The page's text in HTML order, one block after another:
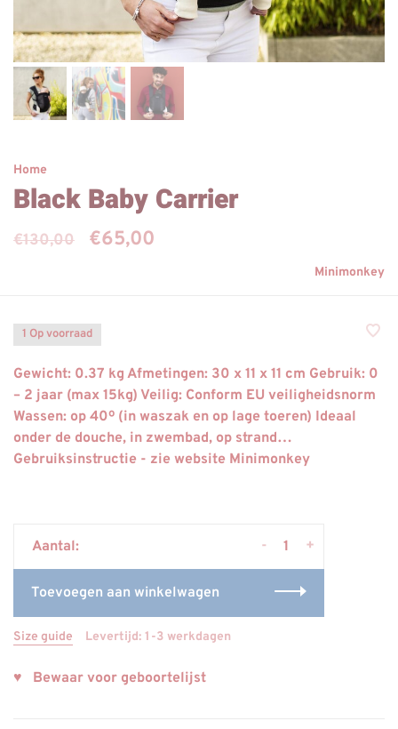
Home
Black Baby Carrier
€130,00 €65,00
Minimonkey
1 Op voorraad
Gewicht: 0.37 kg Afmetingen: 30 x 11 x 11 cm Gebruik: 0
– 2 jaar (max 15kg) Veilig: Conform EU veiligheidsnorm
Wassen: op 40º (in waszak en op lage toeren) Ideaal
onder de douche, in zwembad, op strand…
Gebruiksinstructie - zie website Minimonkey
Aantal: +
-
Toevoegen aan winkelwagen
Size guide Levertijd: 1-3 werkdagen
♥ Bewaar voor geboortelijst